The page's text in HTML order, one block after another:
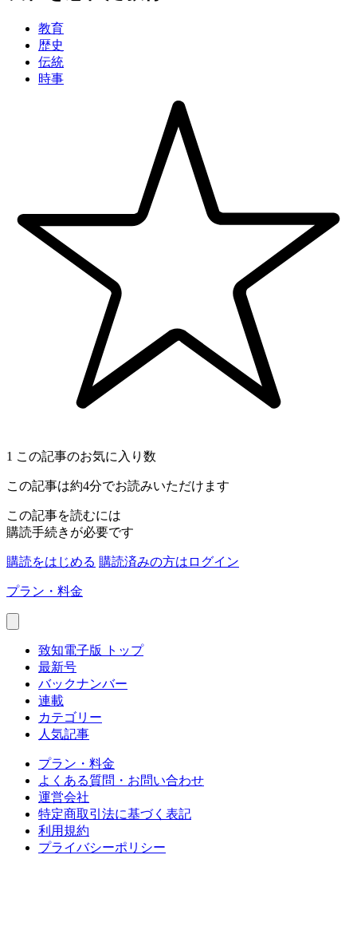
教育
歴史
伝統
時事
1 この記事のお気に入り数
この記事は約4分でお読みいただけます
この記事を読むには
購読手続きが必要です
購読をはじめる 購読済みの方はログイン
プラン・料金
致知電子版 トップ
最新号
バックナンバー
連載
カテゴリー
人気記事
プラン・料金
よくある質問・お問い合わせ
運営会社
特定商取引法に基づく表記
利用規約
プライバシーポリシー